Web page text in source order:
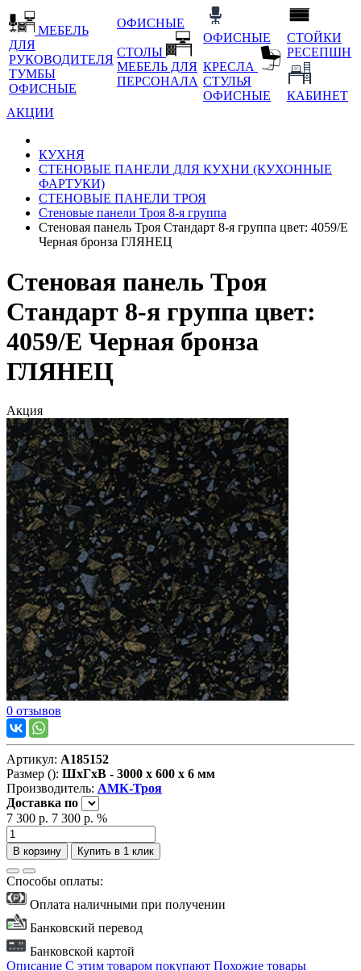
МЕБЕЛЬ
ДЛЯ
РУКОВОДИТЕЛЯ
ТУМБЫ
ОФИСНЫЕ
ОФИСНЫЕ
СТОЛЫ
МЕБЕЛЬ ДЛЯ
ПЕРСОНАЛА
ОФИСНЫЕ
КРЕСЛА
СТУЛЬЯ
ОФИСНЫЕ
СТОЙКИ
РЕСЕПШН
КАБИНЕТ
АКЦИИ
КУХНЯ
СТЕНОВЫЕ ПАНЕЛИ ДЛЯ КУХНИ (КУХОННЫЕ
ФАРТУКИ)
СТЕНОВЫЕ ПАНЕЛИ ТРОЯ
Стеновые панели Троя 8-я группа
Стеновая панель Троя Стандарт 8-я группа цвет: 4059/Е
Черная бронза ГЛЯНЕЦ
Стеновая панель Троя
Стандарт 8-я группа цвет:
4059/Е Черная бронза
ГЛЯНЕЦ
Акция
0 отзывов
Артикул: А185152
Размер (): ШxГxВ - 3000 x 600 x 6 мм
Производитель: АМК-Троя
Доставка по
7 300 р. 7 300 р. %
В корзину Купить в 1 клик
Способы оплаты:
Оплата наличными при получении
Банковский перевод
Банковской картой
Описание С этим товаром покупают Похожие товары